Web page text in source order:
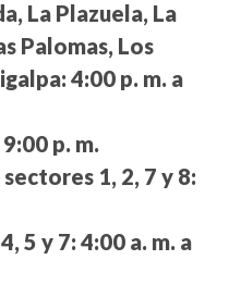
La Plazuela, La
Palomas, Los
4:00 p. m. a
p. m.
1, 2, 7 y 8:
5 y 7: 4:00 a. m. a